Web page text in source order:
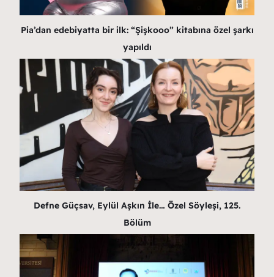
Pia’dan edebiyatta bir ilk: “Şişkooo” kitabına özel şarkı
yapıldı
Defne Güçsav, Eylül Aşkın İle… Özel Söyleşi, 125.
Bölüm